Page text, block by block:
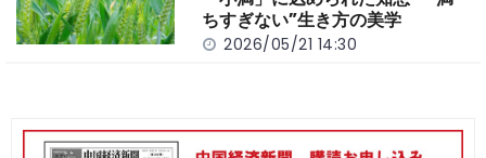
ちすぎない”生き方の美学
2026/05/21 14:30